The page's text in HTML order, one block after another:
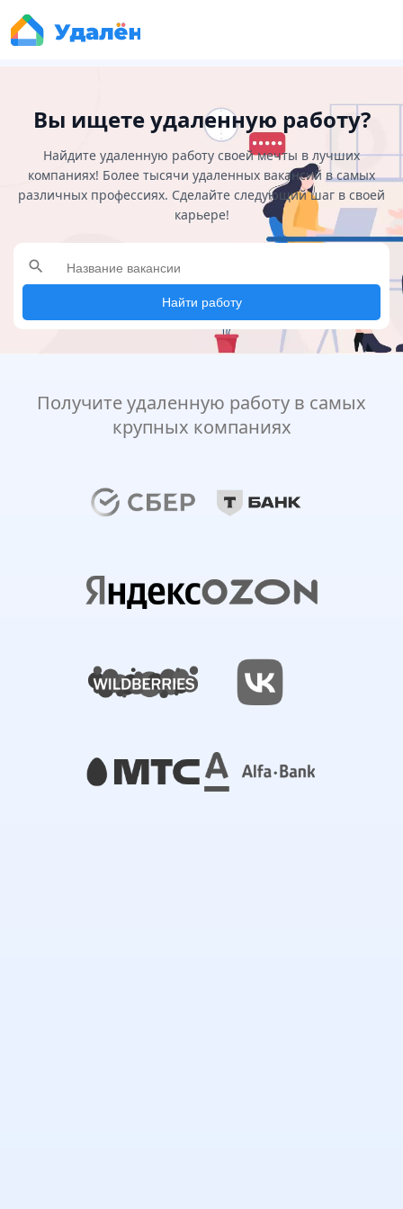
Вы ищете удаленную работу?
Найдите удаленную работу своей мечты в лучших
компаниях! Более тысячи удаленных вакансий в самых
различных профессиях. Сделайте следующий шаг в своей
карьере!
search
Найти работу
Получите удаленную работу в самых
крупных компаниях